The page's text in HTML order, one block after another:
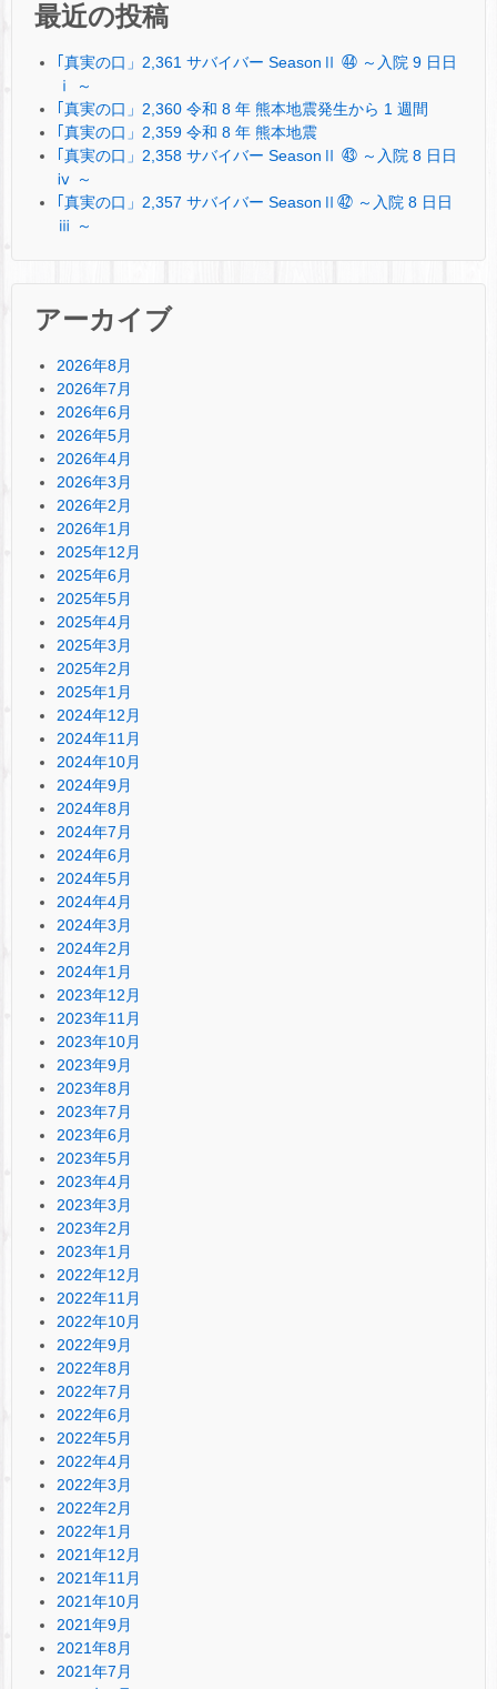
最近の投稿
｢真実の口」2,361 サバイバー SeasonⅡ ㊹ ～入院 9 日日
ⅰ ～
｢真実の口」2,360 令和 8 年 熊本地震発生から 1 週間
｢真実の口」2,359 令和 8 年 熊本地震
｢真実の口」2,358 サバイバー SeasonⅡ ㊸ ～入院 8 日日
ⅳ ～
｢真実の口」2,357 サバイバー SeasonⅡ㊷ ～入院 8 日日
ⅲ ～
アーカイブ
2026年8月
2026年7月
2026年6月
2026年5月
2026年4月
2026年3月
2026年2月
2026年1月
2025年12月
2025年6月
2025年5月
2025年4月
2025年3月
2025年2月
2025年1月
2024年12月
2024年11月
2024年10月
2024年9月
2024年8月
2024年7月
2024年6月
2024年5月
2024年4月
2024年3月
2024年2月
2024年1月
2023年12月
2023年11月
2023年10月
2023年9月
2023年8月
2023年7月
2023年6月
2023年5月
2023年4月
2023年3月
2023年2月
2023年1月
2022年12月
2022年11月
2022年10月
2022年9月
2022年8月
2022年7月
2022年6月
2022年5月
2022年4月
2022年3月
2022年2月
2022年1月
2021年12月
2021年11月
2021年10月
2021年9月
2021年8月
2021年7月